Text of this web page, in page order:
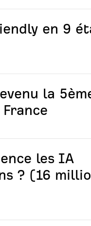
en 9
la
les IA
? (16